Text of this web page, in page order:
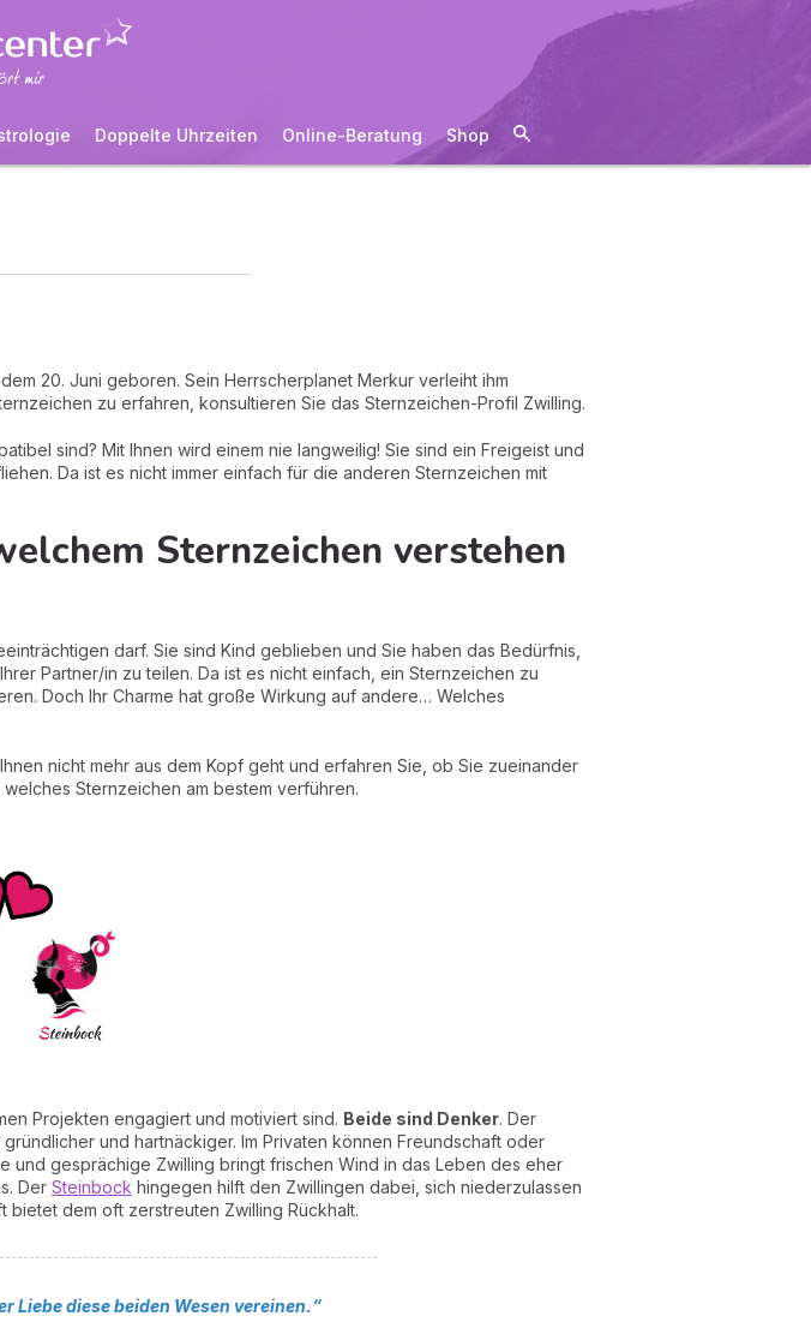
Doppelte Uhrzeiten Online-Beratung Shop
20. Juni geboren. Sein Herrscherplanet Merkur verleiht ihm
zu erfahren, konsultieren Sie das Sternzeichen-Profil Zwilling.
sind? Mit Ihnen wird einem nie langweilig! Sie sind ein Freigeist und
Da ist es nicht immer einfach für die anderen Sternzeichen mit
Sternzeichen verstehen
darf. Sie sind Kind geblieben und Sie haben das Bedürfnis,
Partner/in zu teilen. Da ist es nicht einfach, ein Sternzeichen zu
Doch Ihr Charme hat große Wirkung auf andere… Welches
nicht mehr aus dem Kopf geht und erfahren Sie, ob Sie zueinander
Sternzeichen am bestem verführen.
Projekten engagiert und motiviert sind. Beide sind Denker. Der
und hartnäckiger. Im Privaten können Freundschaft oder
gesprächige Zwilling bringt frischen Wind in das Leben des eher
Der Steinbock hingegen hilft den Zwillingen dabei, sich niederzulassen
dem oft zerstreuten Zwilling Rückhalt.
Liebe diese beiden Wesen vereinen.“